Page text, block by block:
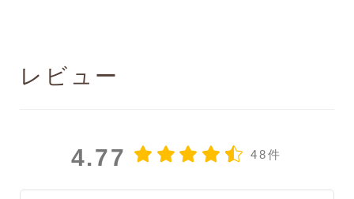
レビュー
4.77 48件